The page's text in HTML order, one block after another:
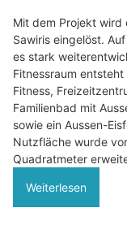
Mit dem Projekt wird
Sawiris eingelöst.
es stark
Fitnessraum
Fitness,
Familienbad mit
sowie ein Aussen-
Nutzfläche wurde
Quadratmeter
Weiterlesen